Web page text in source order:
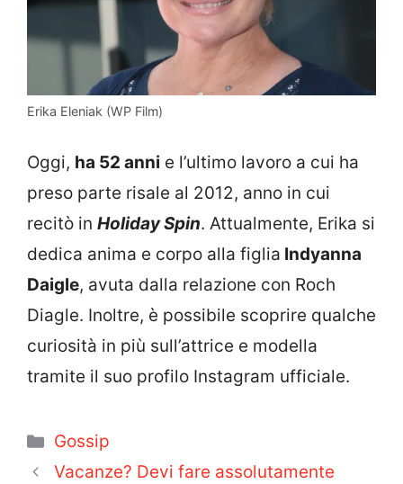
Erika Eleniak (WP Film)
Oggi, ha 52 anni e l’ultimo lavoro a cui ha
preso parte risale al 2012, anno in cui
recitò in Holiday Spin. Attualmente, Erika si
dedica anima e corpo alla figlia Indyanna
Daigle, avuta dalla relazione con Roch
Diagle. Inoltre, è possibile scoprire qualche
curiosità in più sull’attrice e modella
tramite il suo profilo Instagram ufficiale.
Categorie
Gossip
Vacanze? Devi fare assolutamente